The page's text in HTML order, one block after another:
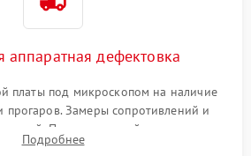
аппаратная дефектовка
платы под микроскопом на наличие
прогаров. Замеры сопротивлений и
Проверка цепей питания,
процессора и видеочипа.
Подробнее